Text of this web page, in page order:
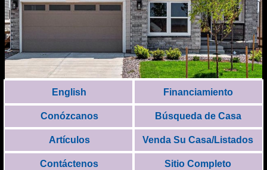
English Financiamiento
Conózcanos Búsqueda de Casa
Artículos Venda Su Casa/Listados
Contáctenos Sitio Completo